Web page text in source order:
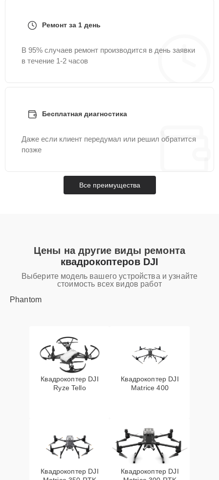
Ремонт за 1 день
В 95% случаев ремонт производится в день заявки
в течение 1-2 часов
Бесплатная диагностика
Даже если клиент передумал или решил обратится
позже
Все преимущества
Цены на другие виды ремонта
квадрокоптеров DJI
Выберите модель вашего устройства и узнайте
стоимость всех видов работ
Phantom
Квадрокоптер DJI
Ryze Tello
Квадрокоптер DJI
Matrice 400
Квадрокоптер DJI
Квадрокоптер DJI